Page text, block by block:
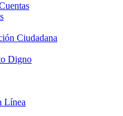
Ciudadana
Digno
Línea